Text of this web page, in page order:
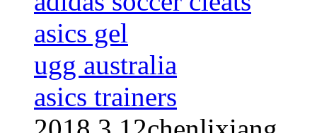
asics gel
ugg australia
asics trainers